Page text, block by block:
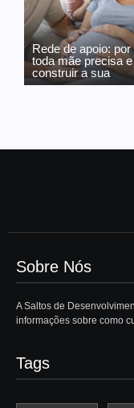
Rede de apoio: por
toda mãe precisa
construir a sua
Sobre Nós
A Saltos de
informações sobre como
Tags